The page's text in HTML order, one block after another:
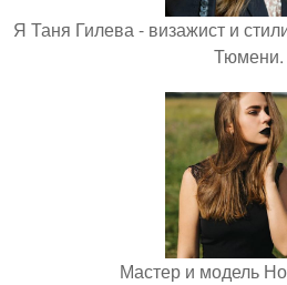
Я Таня Гилева - визажист и
Тюмени.
Мастер и модель